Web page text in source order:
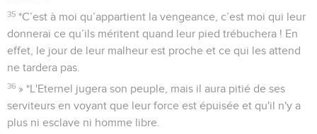
35 *C’est à moi qu’appartient la vengeance, c’est moi qui leur
donnerai ce qu’ils méritent quand leur pied trébuchera ! En
effet, le jour de leur malheur est proche et ce qui les attend
ne tardera pas.
36 » *L'Eternel jugera son peuple, mais il aura pitié de ses
serviteurs en voyant que leur force est épuisée et qu'il n'y a
plus ni esclave ni homme libre.